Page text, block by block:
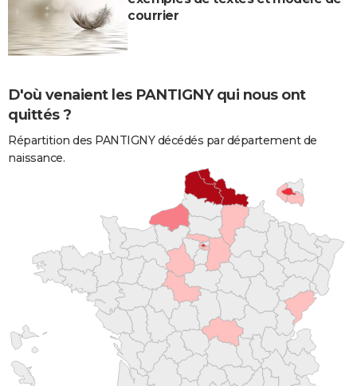
courrier
D'où venaient les PANTIGNY qui nous ont
quittés ?
Répartition des PANTIGNY décédés par département de
naissance.